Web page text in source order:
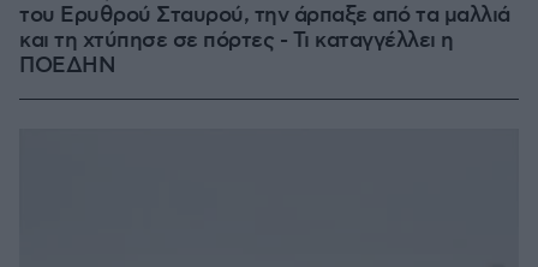
του Ερυθρού Σταυρού, την άρπαξε από τα μαλλιά
και τη χτύπησε σε πόρτες - Τι καταγγέλλει η
ΠΟΕΔΗΝ